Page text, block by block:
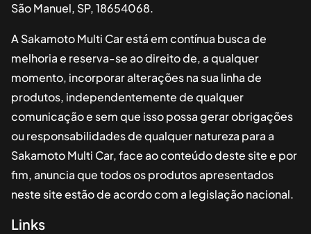
São Manuel, SP, 18654068.
A Sakamoto Multi Carestá em contínua busca de
melhoria e reserva-se ao direito de, a qualquer
momento, incorporar alterações na sua linha de
produtos, independentemente de qualquer
comunicação e sem que isso possa gerar obrigações
ou responsabilidades de qualquer natureza para a
Sakamoto Multi Car, face ao conteúdo deste site e por
fim, anuncia que todos os produtos apresentados
neste site estão de acordo com a legislação nacional.
Links